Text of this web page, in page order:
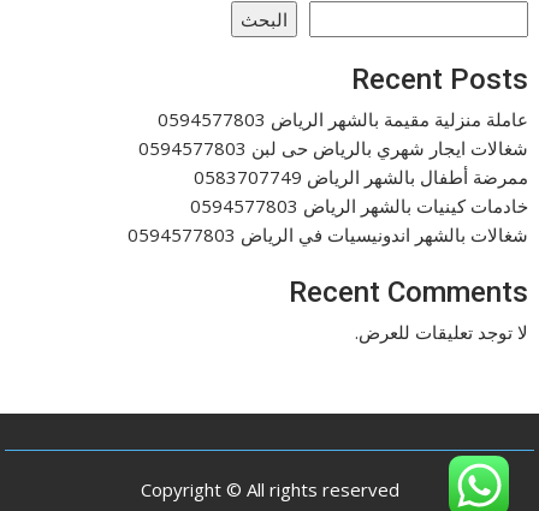
البحث
Recent Posts
عاملة منزلية مقيمة بالشهر الرياض 0594577803
شغالات ايجار شهري بالرياض حى لبن 0594577803
ممرضة أطفال بالشهر الرياض 0583707749
خادمات كينيات بالشهر الرياض 0594577803
شغالات بالشهر اندونيسيات في الرياض 0594577803
Recent Comments
لا توجد تعليقات للعرض.
Copyright © All rights reserved